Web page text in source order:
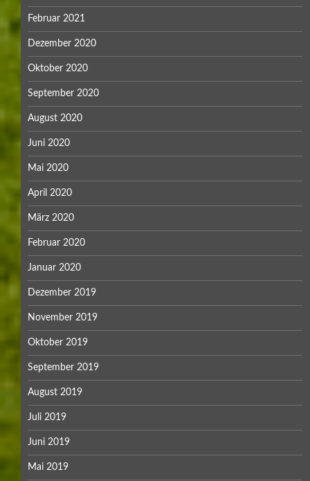
Februar 2021
Dezember 2020
Oktober 2020
September 2020
August 2020
Juni 2020
Mai 2020
April 2020
März 2020
Februar 2020
Januar 2020
Dezember 2019
November 2019
Oktober 2019
September 2019
August 2019
Juli 2019
Juni 2019
Mai 2019